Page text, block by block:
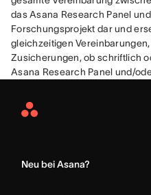
das Asana Research Panel
Forschungsprojekt dar und
gleichzeitigen
Zusicherungen, ob schriftlich
Asana Research Panel und/
Asana
Neu bei Asana?